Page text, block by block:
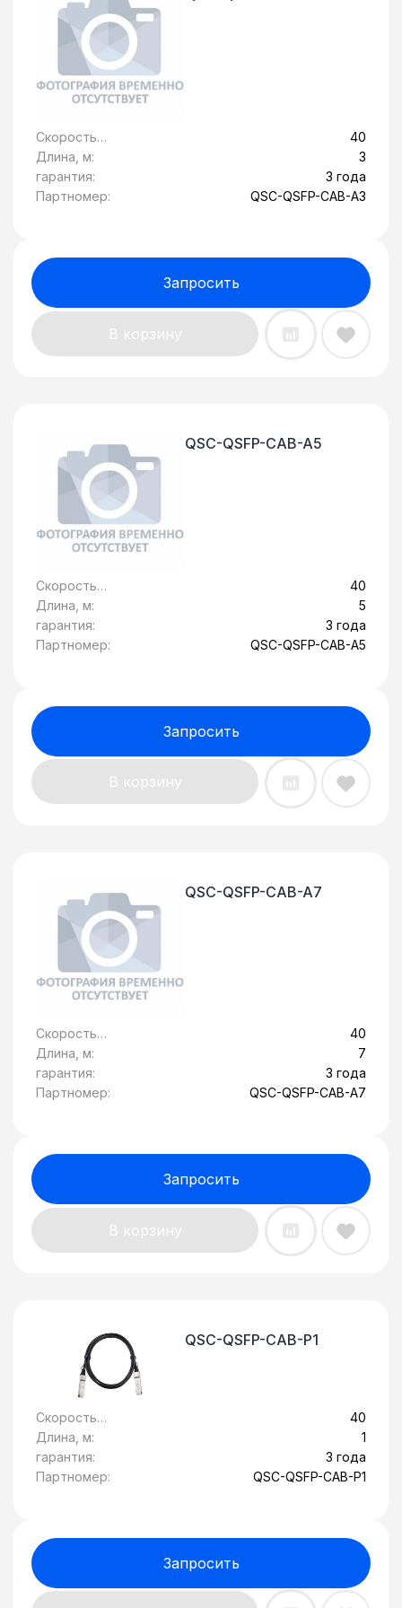
Скорость
передачи
данных, Гбит/c:
40
Длина, м:
3
гарантия:
3 года
Партномер:
QSC-QSFP-CAB-A3
Запросить
В корзину
QSC-QSFP-CAB-A5
Скорость
передачи
данных, Гбит/c:
40
Длина, м:
5
гарантия:
3 года
Партномер:
QSC-QSFP-CAB-A5
Запросить
В корзину
QSC-QSFP-CAB-A7
Скорость
передачи
данных, Гбит/c:
40
Длина, м:
7
гарантия:
3 года
Партномер:
QSC-QSFP-CAB-A7
Запросить
В корзину
QSC-QSFP-CAB-P1
Скорость
передачи
данных, Гбит/c:
40
Длина, м:
1
гарантия:
3 года
Партномер:
QSC-QSFP-CAB-P1
Запросить